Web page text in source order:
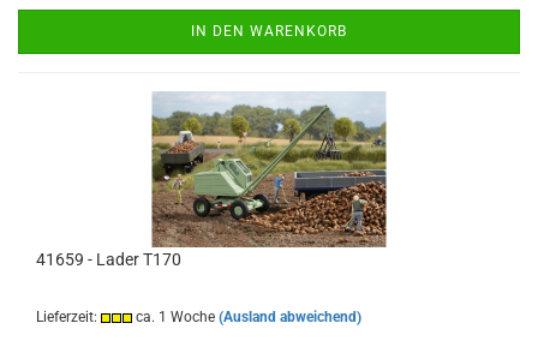
IN DEN WARENKORB
41659 - Lader T170
Lieferzeit: ca. 1 Woche (Ausland abweichend)